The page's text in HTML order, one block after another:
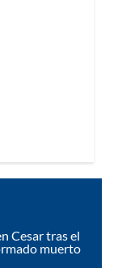
Cesar tras el
muerto